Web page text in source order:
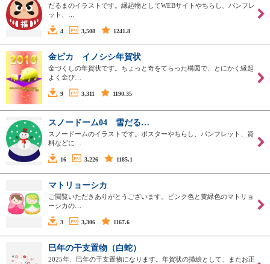
だるまのイラストです。縁起物としてWEBサイトやちらし、パンフレ
ット、…
4 3,508 1241.8
金ピカ イノシシ年賀状
金づくしの年賀状です。ちょっと奇をてらった構図で、とにかく縁起
よく金ぴ…
9 3,311 1190.35
スノードーム04 雪だる…
スノードームのイラストです。ポスターやちらし、パンフレット、資
料などに…
16 3,226 1185.1
マトリョーシカ
ご閲覧いただきありがとうございます。ピンク色と黄緑色のマトリョ
ーシカの…
3 3,306 1167.6
巳年の干支置物（白蛇）
2025年、巳年の干支置物になります。年賀状の挿絵として、またお正